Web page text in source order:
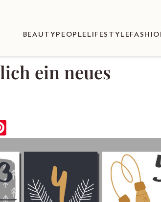
BEAUTY PEOPLE LIFESTYLE
ein neues